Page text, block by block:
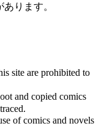
ります。
site are prohibited to
and copied comics
of comics and novels